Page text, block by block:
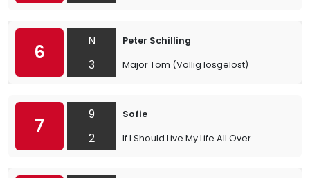
6
N
3
Peter Schilling
Major Tom (Völlig losgelöst)
7
9
2
Sofie
If I Should Live My Life All Over